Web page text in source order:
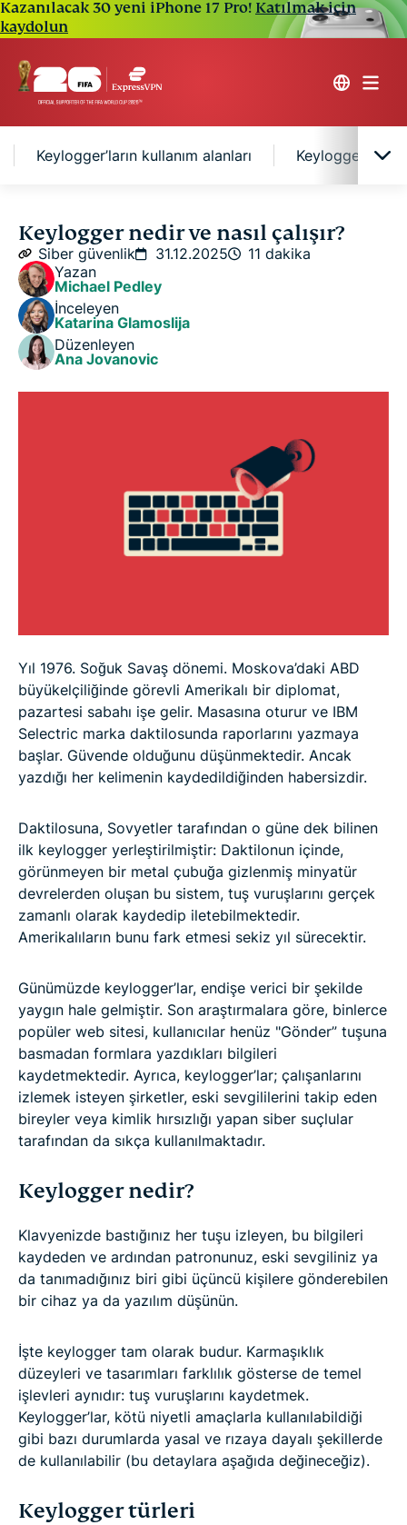
Kazanılacak 30 yeni iPhone 17 Pro! Katılmak için
kaydolun
Keylogger’ların kullanım alanları Keylogger
Keylogger nedir?
Keylogger türleri
Keylogger’lar nasıl çalışır?
Keylogger’lardan Nasıl Korunabilirsiniz?
Keylogger nedir ve nasıl çalışır?
Siber güvenlik 31.12.2025
11 dakika
Yazan
Michael Pedley
İnceleyen
Katarina Glamoslija
Düzenleyen
Ana Jovanovic
Yıl 1976. Soğuk Savaş dönemi. Moskova’daki ABD
büyükelçiliğinde görevli Amerikalı bir diplomat,
pazartesi sabahı işe gelir. Masasına oturur ve IBM
Selectric marka daktilosunda raporlarını yazmaya
başlar. Güvende olduğunu düşünmektedir. Ancak
yazdığı her kelimenin kaydedildiğinden habersizdir.
Daktilosuna, Sovyetler tarafından o güne dek bilinen
ilk keylogger yerleştirilmiştir: Daktilonun içinde,
görünmeyen bir metal çubuğa gizlenmiş minyatür
devrelerden oluşan bu sistem, tuş vuruşlarını gerçek
zamanlı olarak kaydedip iletebilmektedir.
Amerikalıların bunu fark etmesi sekiz yıl sürecektir.
Günümüzde keylogger’lar, endişe verici bir şekilde
yaygın hale gelmiştir. Son araştırmalara göre, binlerce
popüler web sitesi, kullanıcılar henüz "Gönder” tuşuna
basmadan formlara yazdıkları bilgileri
kaydetmektedir. Ayrıca, keylogger’lar; çalışanlarını
izlemek isteyen şirketler, eski sevgililerini takip eden
bireyler veya kimlik hırsızlığı yapan siber suçlular
tarafından da sıkça kullanılmaktadır.
Keylogger nedir?
Klavyenizde bastığınız her tuşu izleyen, bu bilgileri
kaydeden ve ardından patronunuz, eski sevgiliniz ya
da tanımadığınız biri gibi üçüncü kişilere gönderebilen
bir cihaz ya da yazılım düşünün.
İşte keylogger tam olarak budur. Karmaşıklık
düzeyleri ve tasarımları farklılık gösterse de temel
işlevleri aynıdır: tuş vuruşlarını kaydetmek.
Keylogger’lar, kötü niyetli amaçlarla kullanılabildiği
gibi bazı durumlarda yasal ve rızaya dayalı şekillerde
de kullanılabilir (bu detaylara aşağıda değineceğiz).
Keylogger türleri